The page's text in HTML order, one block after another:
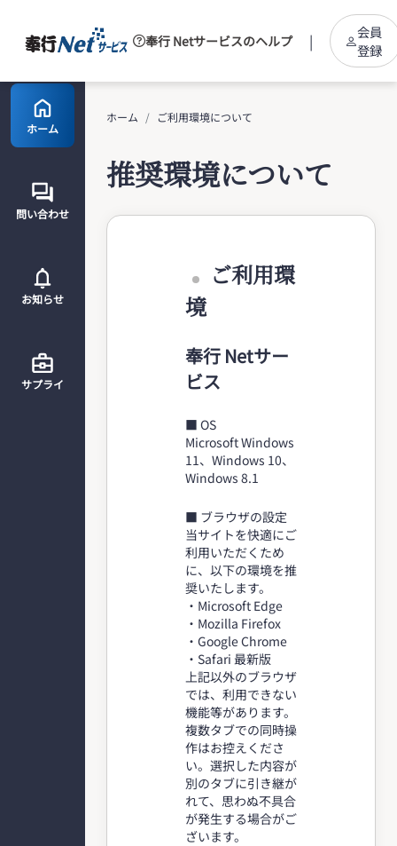
奉行 Netサービスのヘルプ |
会員
登録
ホーム
問い合わせ
お知らせ
サプライ
ホーム ご利用環境について
推奨環境について
ご利用環
境
奉行 Netサー
ビス
■ OS
Microsoft Windows
11、Windows 10、
Windows 8.1
■ ブラウザの設定
当サイトを快適にご
利用いただくため
に、以下の環境を推
奨いたします。
・Microsoft Edge
・Mozilla Firefox
・Google Chrome
・Safari 最新版
上記以外のブラウザ
では、利用できない
機能等があります。
複数タブでの同時操
作はお控えくださ
い。選択した内容が
別のタブに引き継が
れて、思わぬ不具合
が発生する場合がご
ざいます。